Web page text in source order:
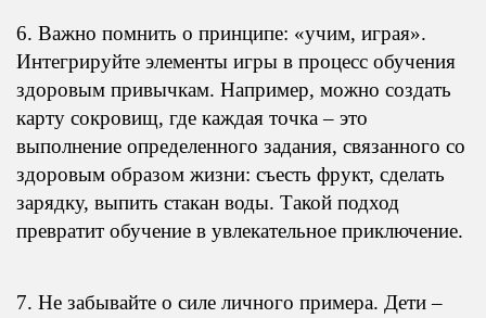
6. Важно помнить о принципе: «учим, играя».
Интегрируйте элементы игры в процесс обучения
здоровым привычкам. Например, можно создать
карту сокровищ, где каждая точка – это
выполнение определенного задания, связанного со
здоровым образом жизни: съесть фрукт, сделать
зарядку, выпить стакан воды. Такой подход
превратит обучение в увлекательное приключение.
7. Не забывайте о силе личного примера. Дети –